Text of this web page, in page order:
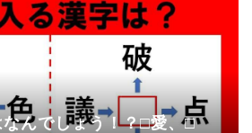
んでしょう！？□愛、□